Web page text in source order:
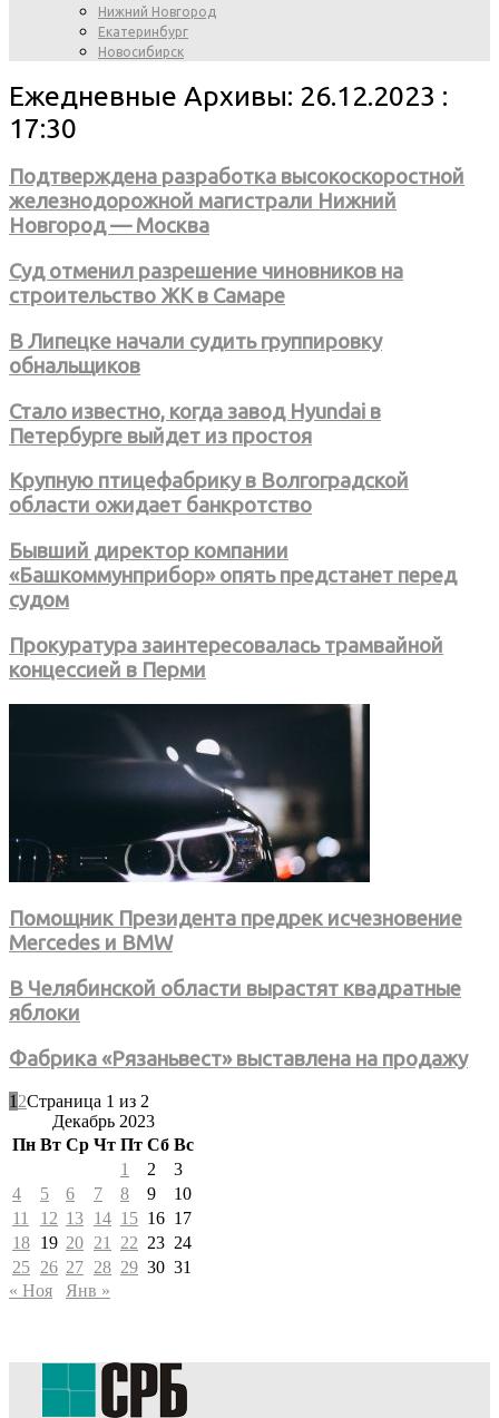
Нижний Новгород
Екатеринбург
Новосибирск
Ежедневные Архивы: 26.12.2023 :
17:30
Подтверждена разработка высокоскоростной
железнодорожной магистрали Нижний
Новгород — Москва
Суд отменил разрешение чиновников на
строительство ЖК в Самаре
В Липецке начали судить группировку
обнальщиков
Стало известно, когда завод Hyundai в
Петербурге выйдет из простоя
Крупную птицефабрику в Волгоградской
области ожидает банкротство
Бывший директор компании
«Башкоммунприбор» опять предстанет перед
судом
Прокуратура заинтересовалась трамвайной
концессией в Перми
Помощник Президента предрек исчезновение
Mercedes и BMW
В Челябинской области вырастят квадратные
яблоки
Фабрика «Рязаньвест» выставлена на продажу
1 2Страница 1 из 2
Декабрь 2023
Пн Вт Ср Чт Пт Сб Вс
1
2
3
4
5 6 7 8 9
10
11
12 13 14 15 16 17
18 19 20 21 22 23 24
25 26 27 28 29 30 31
« Ноя
Янв »